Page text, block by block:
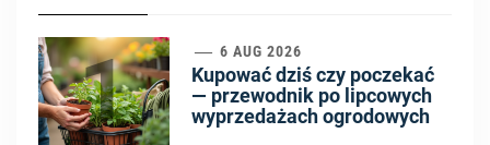
1 6 AUG 2026
Kupować dziś czy poczekać
— przewodnik po lipcowych
wyprzedażach ogrodowych